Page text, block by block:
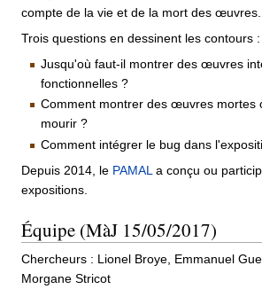
compte de la vie et de la mort des œuvres.
Trois questions en dessinent les contours :
Jusqu'où faut-il montrer des œuvres
fonctionnelles ?
Comment montrer des œuvres mortes
mourir ?
Comment intégrer le bug dans
Depuis 2014, le PAMAL a conçu ou
expositions.
Équipe (MàJ 15/05/2017)
Chercheurs : Lionel Broye, Emmanuel
Morgane Stricot